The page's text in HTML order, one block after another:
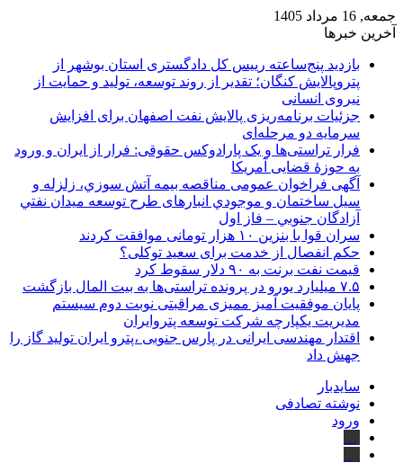
جمعه, 16 مرداد 1405
آخرین خبرها
بازدید پنج‌ساعته رییس کل دادگستری استان بوشهر از
پتروپالایش کنگان؛ تقدیر از روند توسعه، تولید و حمایت از
نیروی انسانی
جزئیات برنامه‌ریزی پالایش نفت اصفهان برای افزایش
سرمایه دو مرحله‌ای
فرار تراستی‌ها و یک پارادوکس حقوقی: فرار از ایران و ورود
به حوزۀ قضایی آمریکا
آگهی فراخوان عمومی مناقصه بيمه آتش سوزي، زلزله و
سیل ساختمان و موجودي انبارهای طرح توسعه ميدان نفتي
آزادگان جنوبي – فاز اول
سران قوا با بنزین ۱۰ هزار تومانی موافقت کردند
حکم انفصال از خدمت برای سعید توکلی؟
قیمت نفت برنت به ۹۰ دلار سقوط کرد
۷.۵ میلیارد یورو در پرونده تراستی‌ها به بیت المال بازگشت
پایان موفقیت آمیز ممیزی مراقبتی نوبت دوم سیستم
مدیریت یکپارچه شرکت توسعه پتروایران
اقتدار مهندسی ایرانی در پارس جنوبی ،پترو ایران تولید گاز را
جهش داد
سایدبار
نوشته تصادفی
ورود